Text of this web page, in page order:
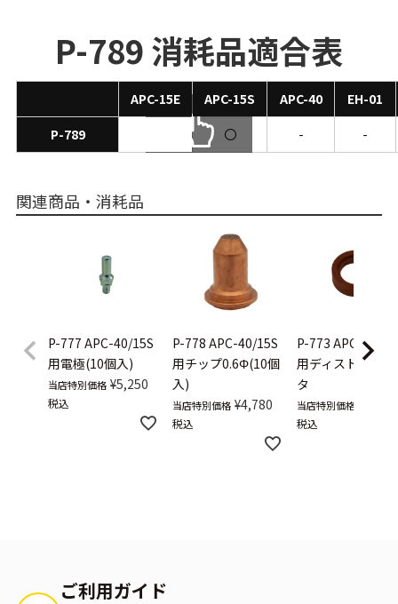
P-789 消耗品適合表
APC-15E APC-15S APC-40
EH-01
P-789
〇 - -
関連商品・消耗品
P-777 APC-40/15S
用電極(10個入)
当店特別価格 ¥5,250
税込
P-778 APC-40/15S
用チップ0.6Φ(10個
入)
当店特別価格 ¥4,780
税込
P-773 APC-40/
用ディストリビ
タ
当店特別価格
税込
ご利用ガイド